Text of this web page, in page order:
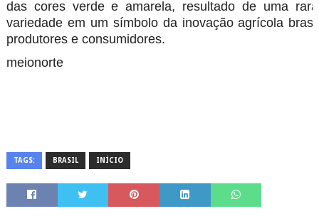
das cores verde e amarela, resultado de uma
variedade em um símbolo da inovação agrícola
produtores e consumidores.
meionorte
TAGS: BRASIL INÍCIO